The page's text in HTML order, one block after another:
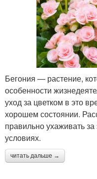
Бегония — растение,
особенности
уход за цветком в это
хорошем состоянии.
правильно ухаживать
условиях.
читать дальше →